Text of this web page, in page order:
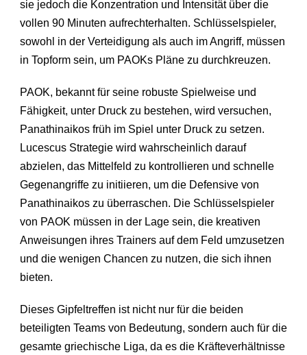
sie jedoch die Konzentration und Intensität über die
vollen 90 Minuten aufrechterhalten. Schlüsselspieler,
sowohl in der Verteidigung als auch im Angriff, müssen
in Topform sein, um PAOKs Pläne zu durchkreuzen.
PAOK, bekannt für seine robuste Spielweise und
Fähigkeit, unter Druck zu bestehen, wird versuchen,
Panathinaikos früh im Spiel unter Druck zu setzen.
Lucescus Strategie wird wahrscheinlich darauf
abzielen, das Mittelfeld zu kontrollieren und schnelle
Gegenangriffe zu initiieren, um die Defensive von
Panathinaikos zu überraschen. Die Schlüsselspieler
von PAOK müssen in der Lage sein, die kreativen
Anweisungen ihres Trainers auf dem Feld umzusetzen
und die wenigen Chancen zu nutzen, die sich ihnen
bieten.
Dieses Gipfeltreffen ist nicht nur für die beiden
beteiligten Teams von Bedeutung, sondern auch für die
gesamte griechische Liga, da es die Kräfteverhältnisse